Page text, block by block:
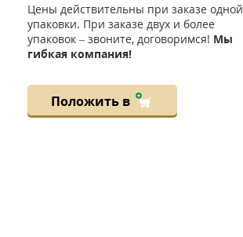
Цены действительны при заказе одной
упаковки. При заказе двух и более
упаковок – звоните, договоримся! Мы
гибкая компания!
Положить в